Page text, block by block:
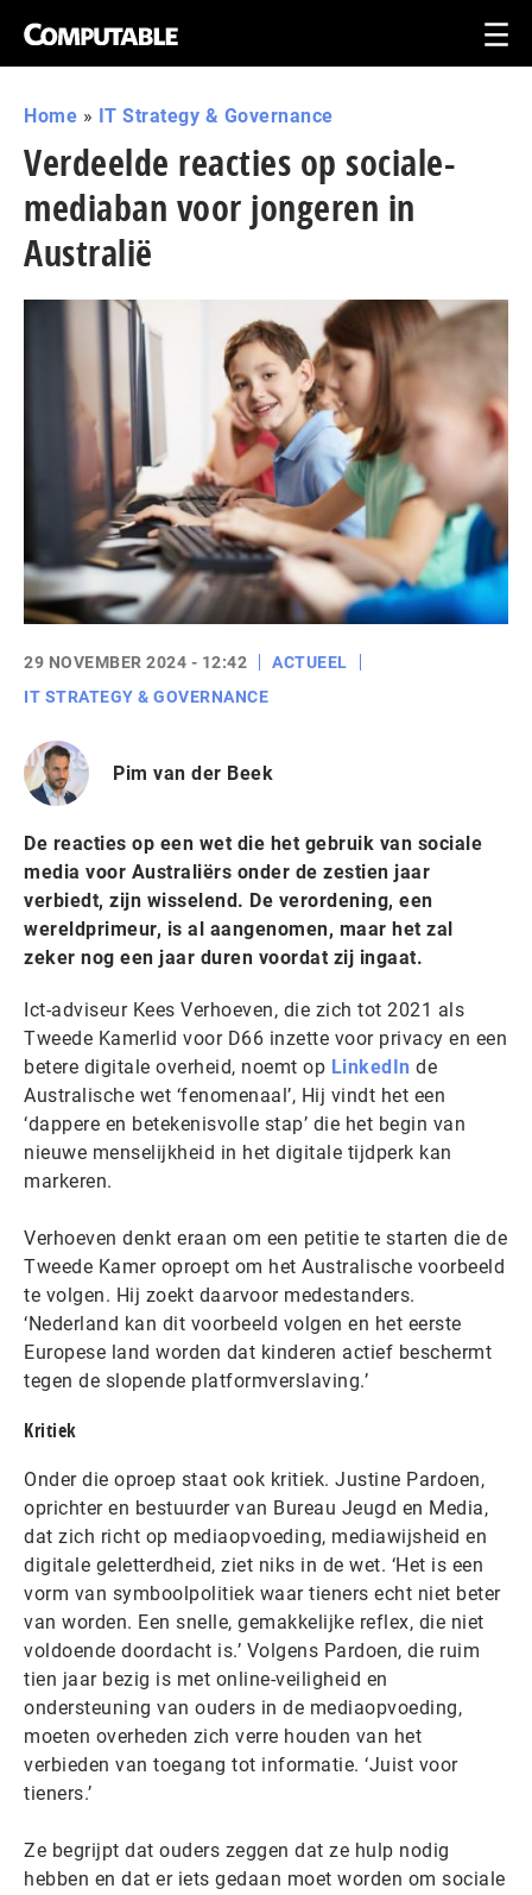
Home » IT Strategy & Governance
Verdeelde reacties op sociale-
mediaban voor jongeren in
Australië
29 NOVEMBER 2024 - 12:42
ACTUEEL
IT STRATEGY & GOVERNANCE
Pim van der Beek
De reacties op een wet die het gebruik van sociale
media voor Australiërs onder de zestien jaar
verbiedt, zijn wisselend. De verordening, een
wereldprimeur, is al aangenomen, maar het zal
zeker nog een jaar duren voordat zij ingaat.
Ict-adviseur Kees Verhoeven, die zich tot 2021 als
Tweede Kamerlid voor D66 inzette voor privacy en een
betere digitale overheid, noemt op LinkedIn de
Australische wet ‘fenomenaal’, Hij vindt het een
‘dappere en betekenisvolle stap’ die het begin van
nieuwe menselijkheid in het digitale tijdperk kan
markeren.
Verhoeven denkt eraan om een petitie te starten die de
Tweede Kamer oproept om het Australische voorbeeld
te volgen. Hij zoekt daarvoor medestanders.
‘Nederland kan dit voorbeeld volgen en het eerste
Europese land worden dat kinderen actief beschermt
tegen de slopende platformverslaving.’
Kritiek
Onder die oproep staat ook kritiek. Justine Pardoen,
oprichter en bestuurder van Bureau Jeugd en Media,
dat zich richt op mediaopvoeding, mediawijsheid en
digitale geletterdheid, ziet niks in de wet. ‘Het is een
vorm van symboolpolitiek waar tieners echt niet beter
van worden. Een snelle, gemakkelijke reflex, die niet
voldoende doordacht is.’ Volgens Pardoen, die ruim
tien jaar bezig is met online-veiligheid en
ondersteuning van ouders in de mediaopvoeding,
moeten overheden zich verre houden van het
verbieden van toegang tot informatie. ‘Juist voor
tieners.’
Ze begrijpt dat ouders zeggen dat ze hulp nodig
hebben en dat er iets gedaan moet worden om sociale